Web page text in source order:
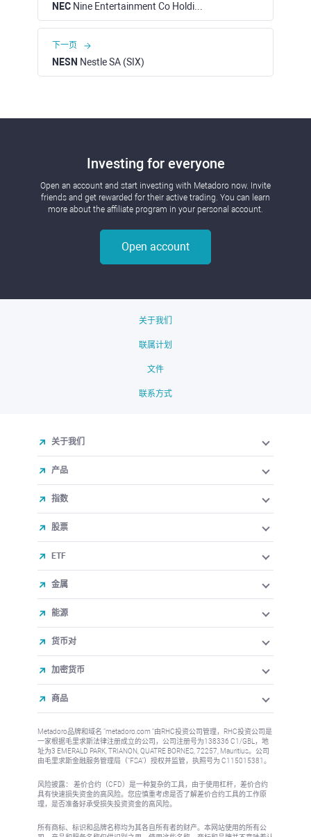
NEC Nine Entertainment Co Holdings (ASX)
下一页
NESN Nestle SA (SIX)
Investing for everyone
Open an account and start investing with Metadoro now. Invite
friends and get rewarded for their active trading. You can learn
more about the affiliate program in your personal account.
Open account
关于我们
联属计划
文件
联系方式
关于我们
产品
指数
股票
ETF
金属
能源
货币对
加密货币
商品
Metadoro品牌和域名 "metadoro.com "由RHC投资公司管理，RHC投资公司是
一家根据毛里求斯法律注册成立的公司，公司注册号为138336 C1/GBL，地
址为3 EMERALD PARK, TRIANON, QUATRE BORNES, 72257, Mauritius。公司
由毛里求斯金融服务管理局（"FSA"）授权并监管，执照号为 C115015381。
风险披露： 差价合约（CFD）是一种复杂的工具，由于使用杠杆，差价合约
具有快速损失资金的高风险。您应慎重考虑是否了解差价合约工具的工作原
理，是否准备好承受损失投资资金的高风险。
所有商标、标识和品牌名称均为其各自所有者的财产。本网站使用的所有公